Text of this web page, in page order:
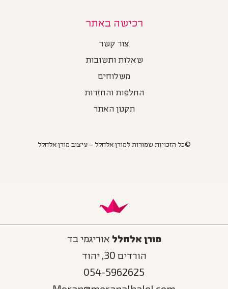
רכישה באתר
צור קשר
שאלות ותשובות
משלוחים
החלפות והחזרות
תקנון האתר
©כל הזכויות שמורות למורן אלחלל – עיצוב מורן אלחלל
מורן אלחלל אוריגמי בד
הורדים 30, יהוד
054-5962625